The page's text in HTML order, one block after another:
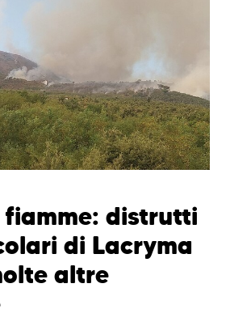
fiamme: distrutti
di Lacryma
altre